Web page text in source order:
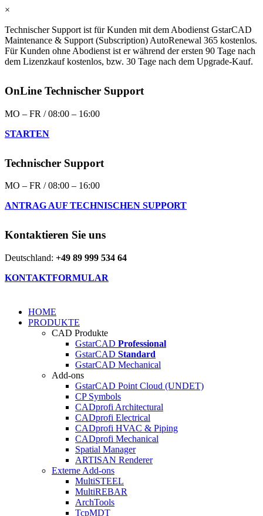
×
Technischer Support ist für Kunden mit dem Abodienst GstarCAD
Maintenance & Support (Subscription) AutoRenewal 365 kostenlos.
Für Kunden ohne Abodienst ist er während der ersten 90 Tage nach
dem Lizenzkauf kostenlos, bzw. 30 Tage nach dem Upgrade-Kauf.
OnLine Technischer Support
MO – FR / 08:00 – 16:00
STARTEN
Technischer Support
MO – FR / 08:00 – 16:00
ANTRAG AUF TECHNISCHEN SUPPORT
Kontaktieren Sie uns
Deutschland: +49 89 999 534 64
KONTAKTFORMULAR
HOME
PRODUKTE
CAD Produkte
GstarCAD Professional
GstarCAD Standard
GstarCAD Mechanical
Add-ons
GstarCAD Point Cloud (UNDET)
CP Symbols
CADprofi Architectural
CADprofi Electrical
CADprofi HVAC & Piping
CADprofi Mechanical
Spatial Manager
ARTISAN Renderer
Externe Add-ons
MultiSTEEL
MultiREBAR
ArchTools
TcpMDT